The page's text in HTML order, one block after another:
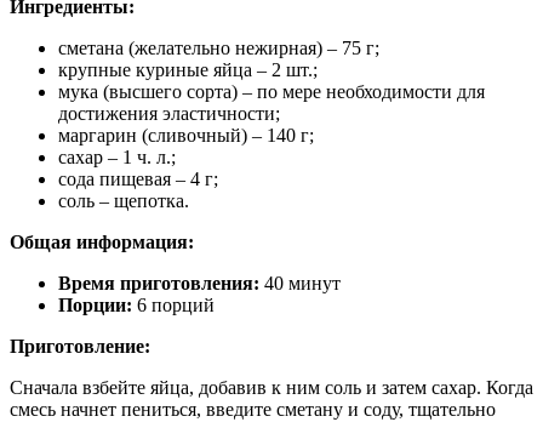
Ингредиенты:
сметана (желательно нежирная) – 75 г;
крупные куриные яйца – 2 шт.;
мука (высшего сорта) – по мере необходимости для
достижения эластичности;
маргарин (сливочный) – 140 г;
сахар – 1 ч. л.;
сода пищевая – 4 г;
соль – щепотка.
Общая информация:
Время приготовления: 40 минут
Порции: 6 порций
Приготовление:
Сначала взбейте яйца, добавив к ним соль и затем сахар. Когда
смесь начнет пениться, введите сметану и соду, тщательно